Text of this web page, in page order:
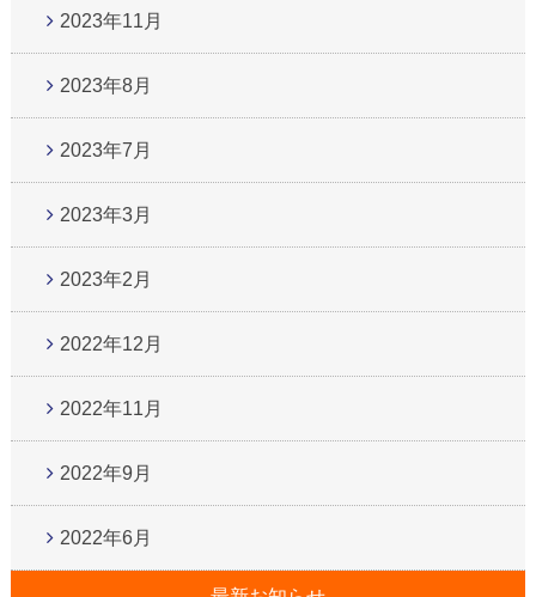
2023年11月
2023年8月
2023年7月
2023年3月
2023年2月
2022年12月
2022年11月
2022年9月
2022年6月